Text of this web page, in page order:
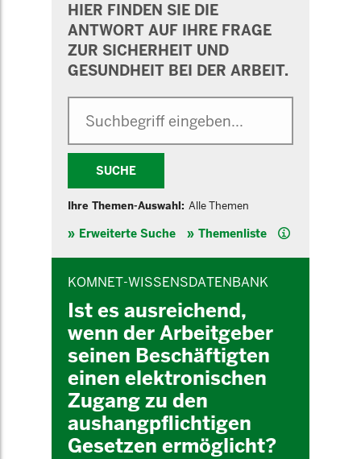
HIER FINDEN SIE DIE
ANTWORT AUF IHRE FRAGE
ZUR SICHERHEIT UND
GESUNDHEIT BEI DER ARBEIT.
SUCHE
Ihre Themen-Auswahl: Alle Themen
Erweiterte Suche Themenliste Hilfe
KOMNET-WISSENSDATENBANK
Ist es ausreichend,
wenn der Arbeitgeber
seinen Beschäftigten
einen elektronischen
Zugang zu den
aushangpflichtigen
Gesetzen ermöglicht?